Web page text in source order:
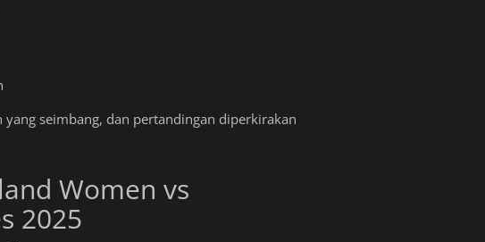
seimbang, dan pertandingan diperkirakan
Women vs
2025